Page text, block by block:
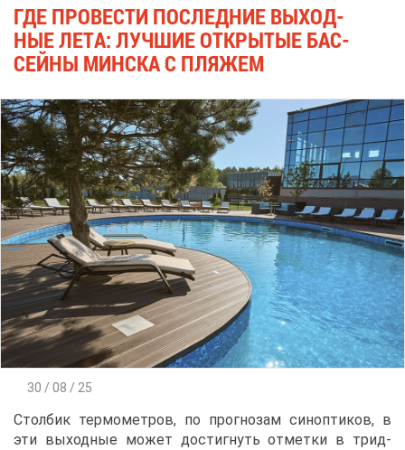
ГДЕ ПРО­ВЕ­СТИ ПО­СЛЕД­НИЕ ВЫ­ХОД­
НЫЕ ЛЕ­ТА: ЛУЧ­ШИЕ ОТ­КРЫ­ТЫЕ БАС­
СЕЙ­НЫ МИН­СКА С ПЛЯ­ЖЕМ
30 / 08 / 25
Стол­бик тер­мо­мет­ров, по про­гно­зам си­ноп­ти­ков, в
эти вы­ход­ные мо­жет до­стиг­нуть от­мет­ки в трид­